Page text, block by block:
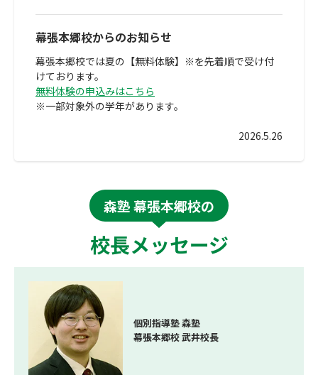
幕張本郷校からのお知らせ
幕張本郷校では夏の【無料体験】※を先着順で受け付
けております。
無料体験の申込みはこちら
※一部対象外の学年があります。
2026.5.26
森塾 幕張本郷校の
校長メッセージ
個別指導塾 森塾
幕張本郷校 武井校長